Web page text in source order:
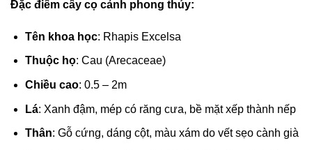
Đặc điểm cây cọ cảnh phong thủy:
Tên khoa học: Rhapis Excelsa
Thuộc họ: Cau (Arecaceae)
Chiều cao: 0.5 – 2m
Lá: Xanh đậm, mép có răng cưa, bề mặt xếp thành nếp
Thân: Gỗ cứng, dáng cột, màu xám do vết sẹo cành già